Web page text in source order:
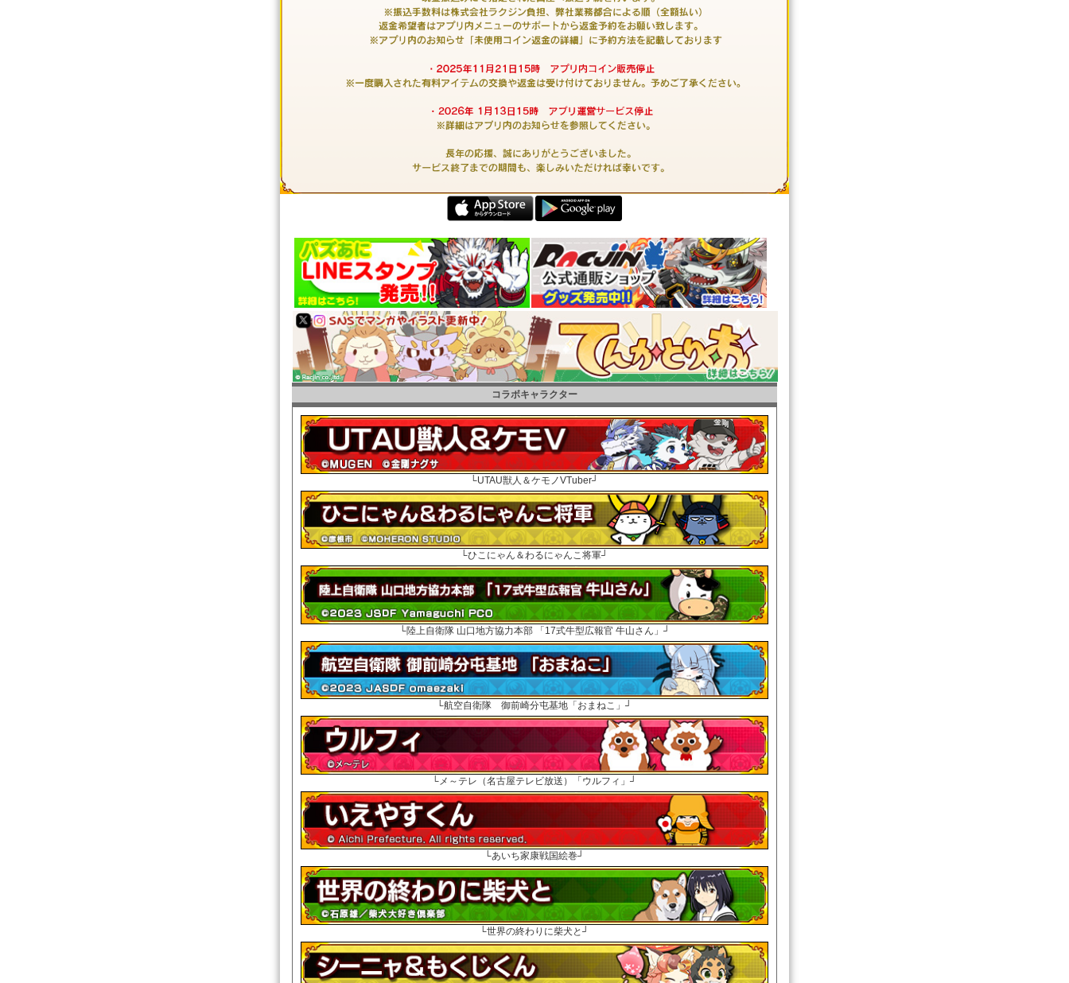
コラボキャラクター
└UTAU獣人＆ケモノVTuber┘
└ひこにゃん＆わるにゃんこ将軍┘
└陸上自衛隊 山口地方協力本部 「17式牛型広報官 牛山さん」┘
└航空自衛隊 御前崎分屯基地「おまねこ」┘
└メ～テレ（名古屋テレビ放送）「ウルフィ」┘
└あいち家康戦国絵巻┘
└世界の終わりに柴犬と┘